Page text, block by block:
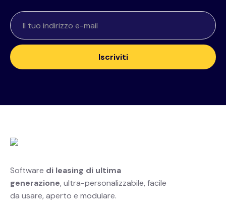
Software di leasing di ultima
generazione, ultra-personalizzabile, facile
da usare, aperto e modulare.